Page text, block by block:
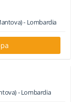
- Lombardia
-Lombardia